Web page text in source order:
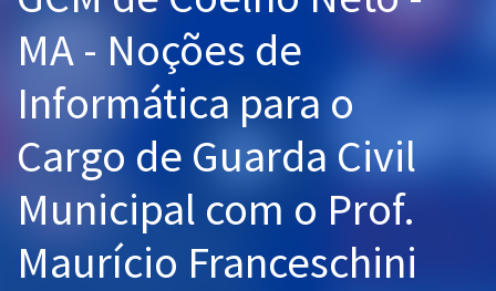
Graduação
Mentorias
Questões grátis
Conteúdo gratuito
MA - Noções de
Informática para o
Cargo de Guarda Civil
Municipal com o Prof.
Maurício Franceschini